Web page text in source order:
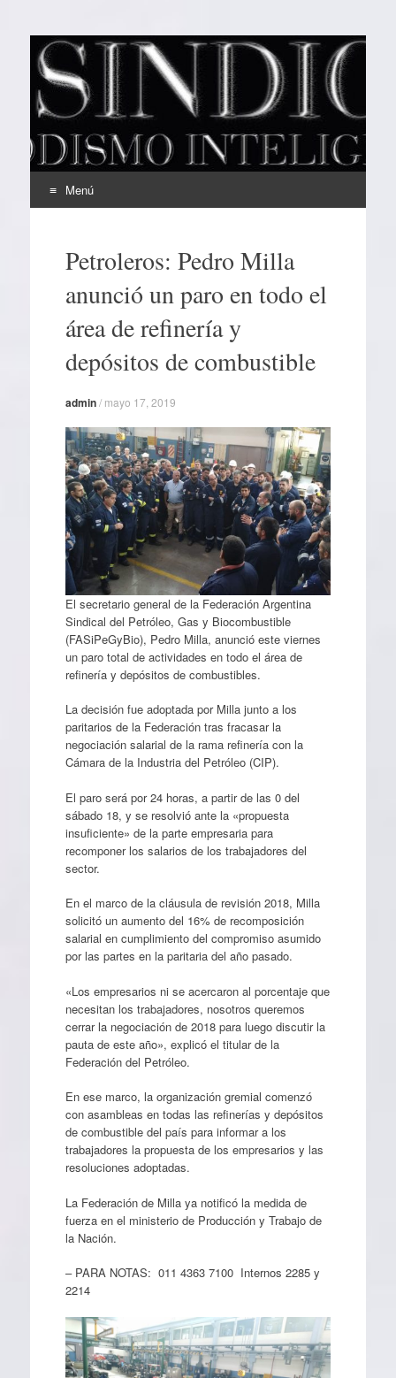
EL SINDICAL
Periodismo Inteligente
Menú
contenidoPetroleros: Pedro Milla
anunció un paro en todo el
área de refinería y
depósitos de combustible
admin/ mayo 17, 2019
El secretario general de la Federación Argentina
Sindical del Petróleo, Gas y Biocombustible
(FASiPeGyBio), Pedro Milla, anunció este viernes
un paro total de actividades en todo el área de
refinería y depósitos de combustibles.
La decisión fue adoptada por Milla junto a los
paritarios de la Federación tras fracasar la
negociación salarial de la rama refinería con la
Cámara de la Industria del Petróleo (CIP).
El paro será por 24 horas, a partir de las 0 del
sábado 18, y se resolvió ante la «propuesta
insuficiente» de la parte empresaria para
recomponer los salarios de los trabajadores del
sector.
En el marco de la cláusula de revisión 2018, Milla
solicitó un aumento del 16% de recomposición
salarial en cumplimiento del compromiso asumido
por las partes en la paritaria del año pasado.
«Los empresarios ni se acercaron al porcentaje que
necesitan los trabajadores, nosotros queremos
cerrar la negociación de 2018 para luego discutir la
pauta de este año», explicó el titular de la
Federación del Petróleo.
En ese marco, la organización gremial comenzó
con asambleas en todas las refinerías y depósitos
de combustible del país para informar a los
trabajadores la propuesta de los empresarios y las
resoluciones adoptadas.
La Federación de Milla ya notificó la medida de
fuerza en el ministerio de Producción y Trabajo de
la Nación.
– PARA NOTAS: 011 4363 7100 Internos 2285 y
2214